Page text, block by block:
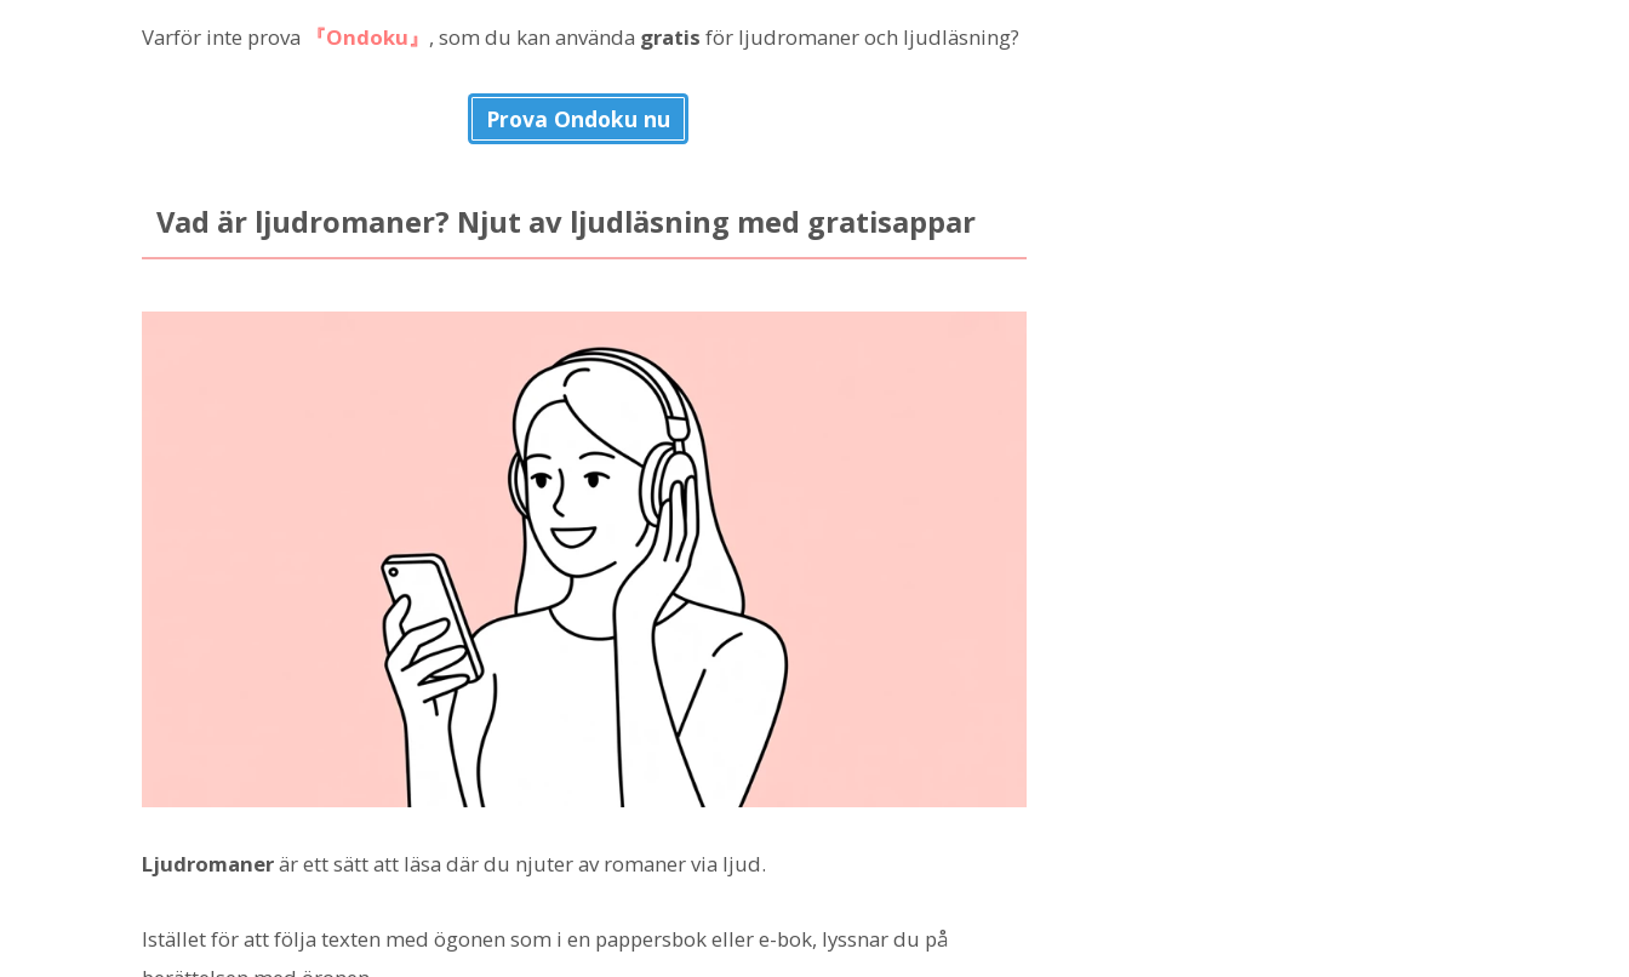
Varför inte prova 『Ondoku』 , som du kan använda gratis för ljudromaner och ljudläsning?
Prova Ondoku nu
Vad är ljudromaner? Njut av ljudläsning med gratisappar
Ljudromanerär ett sätt att läsa där du njuter av romaner via ljud.
Istället för att följa texten med ögonen som i en pappersbok eller e-bok, lyssnar du på